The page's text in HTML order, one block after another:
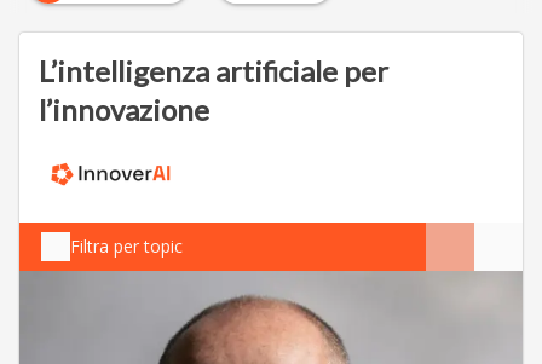
L’intelligenza artificiale per
l’innovazione
Filtra per topic